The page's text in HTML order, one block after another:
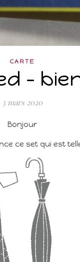
CARTE
–
3 mars 2020
Bonjour
ce set qui est